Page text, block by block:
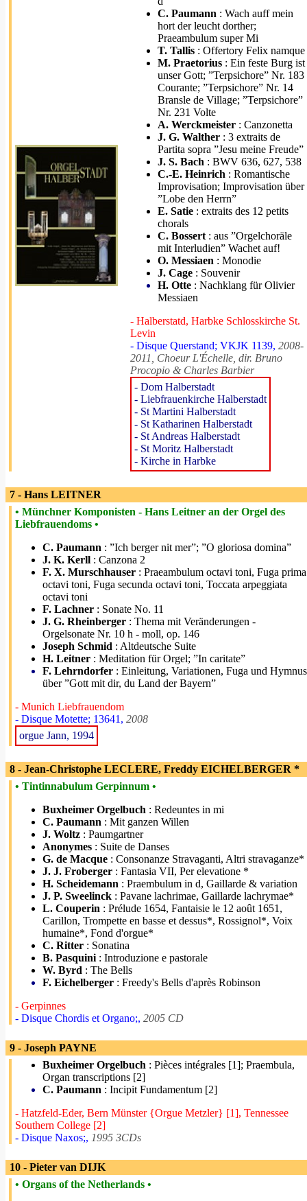
C. Paumann : Wach auff mein
hort der leucht dorther;
Praeambulum super Mi
T. Tallis : Offertory Felix namque
M. Praetorius : Ein feste Burg ist
unser Gott; ”Terpsichore” Nr. 183
Courante; ”Terpsichore” Nr. 14
Bransle de Village; ”Terpsichore”
Nr. 231 Volte
A. Werckmeister : Canzonetta
J. G. Walther : 3 extraits de
Partita sopra ”Jesu meine Freude”
J. S. Bach : BWV 636, 627, 538
C.-E. Heinrich : Romantische
Improvisation; Improvisation über
”Lobe den Herrn”
E. Satie : extraits des 12 petits
chorals
C. Bossert : aus ”Orgelchoräle
mit Interludien” Wachet auf!
O. Messiaen : Monodie
J. Cage : Souvenir
H. Otte : Nachklang für Olivier
Messiaen
- Halberstatd, Harbke Schlosskirche St.
Levin
- Disque Querstand; VKJK 1139, 2008-
2011, Choeur L'Échelle, dir. Bruno
Procopio & Charles Barbier
- Dom Halberstadt
- Liebfrauenkirche Halberstadt
- St Martini Halberstadt
- St Katharinen Halberstadt
- St Andreas Halberstadt
- St Moritz Halberstadt
- Kirche in Harbke
7 - Hans LEITNER
• Münchner Komponisten - Hans Leitner an der Orgel des
Liebfrauendoms •
C. Paumann : ”Ich berger nit mer”; ”O gloriosa domina”
J. K. Kerll : Canzona 2
F. X. Murschhauser : Praeambulum octavi toni, Fuga prima
octavi toni, Fuga secunda octavi toni, Toccata arpeggiata
octavi toni
F. Lachner : Sonate No. 11
J. G. Rheinberger : Thema mit Veränderungen -
Orgelsonate Nr. 10 h - moll, op. 146
Joseph Schmid : Altdeutsche Suite
H. Leitner : Meditation für Orgel; ”In caritate”
F. Lehrndorfer : Einleitung, Variationen, Fuga und Hymnus
über ”Gott mit dir, du Land der Bayern”
- Munich Liebfrauendom
- Disque Motette; 13641, 2008
orgue Jann, 1994
8 - Jean-Christophe LECLERE, Freddy EICHELBERGER *
• Tintinnabulum Gerpinnum •
Buxheimer Orgelbuch : Redeuntes in mi
C. Paumann : Mit ganzen Willen
J. Woltz : Paumgartner
Anonymes : Suite de Danses
G. de Macque : Consonanze Stravaganti, Altri stravaganze*
J. J. Froberger : Fantasia VII, Per elevatione *
H. Scheidemann : Praembulum in d, Gaillarde & variation
J. P. Sweelinck : Pavane lachrimae, Gaillarde lachrymae*
L. Couperin : Prélude 1654, Fantaisie le 12 août 1651,
Carillon, Trompette en basse et dessus*, Rossignol*, Voix
humaine*, Fond d'orgue*
C. Ritter : Sonatina
B. Pasquini : Introduzione e pastorale
W. Byrd : The Bells
F. Eichelberger : Freedy's Bells d'après Robinson
- Gerpinnes
- Disque Chordis et Organo;, 2005 CD
9 - Joseph PAYNE
Buxheimer Orgelbuch : Pièces intégrales [1]; Praembula,
Organ transcriptions [2]
C. Paumann : Incipit Fundamentum [2]
- Hatzfeld-Eder, Bern Münster {Orgue Metzler} [1], Tennessee
Southern College [2]
- Disque Naxos;, 1995 3CDs
10 - Pieter van DIJK
• Organs of the Netherlands •